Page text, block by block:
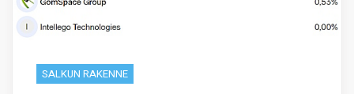
SALKUN RAKENNE